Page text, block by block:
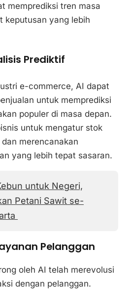
memprediksi tren masa
keputusan yang lebih
Prediktif
e-commerce, AI dapat
untuk memprediksi
populer di masa depan.
untuk mengatur stok
merencanakan
yang lebih tepat sasaran.
untuk Negeri,
Petani Sawit se-
Pelanggan
oleh AI telah merevolusi
dengan pelanggan.